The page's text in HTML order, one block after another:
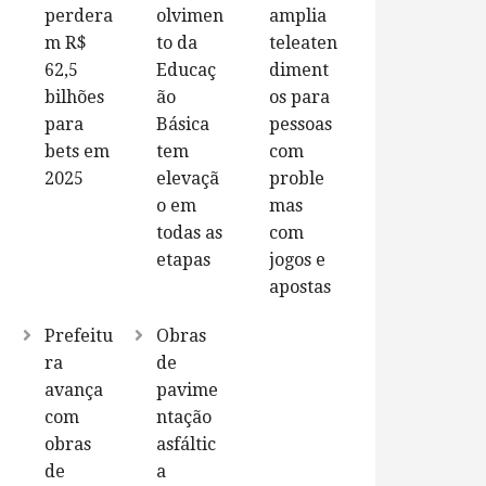
perdera
m R$
62,5
bilhões
para
bets em
2025
olvimen
to da
Educaç
ão
Básica
tem
elevaçã
o em
todas as
etapas
amplia
teleaten
diment
os para
pessoas
com
proble
mas
com
jogos e
apostas
Prefeitu
ra
avança
com
obras
de
Obras
de
pavime
ntação
asfáltic
a